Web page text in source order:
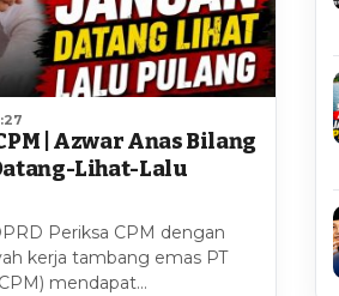
| Azwar Anas Bilang
Lihat-Lalu
Periksa CPM dengan
kerja tambang emas PT
mendapat…